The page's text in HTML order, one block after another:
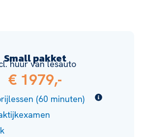
Small pakket
huur van lesauto
€ 1979,-
(60 minuten)